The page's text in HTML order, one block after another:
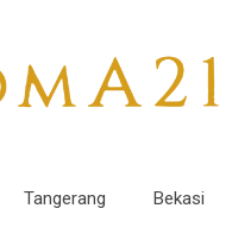
Tangerang Bekasi